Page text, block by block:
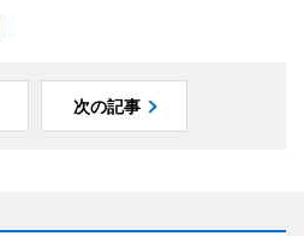
次の記事